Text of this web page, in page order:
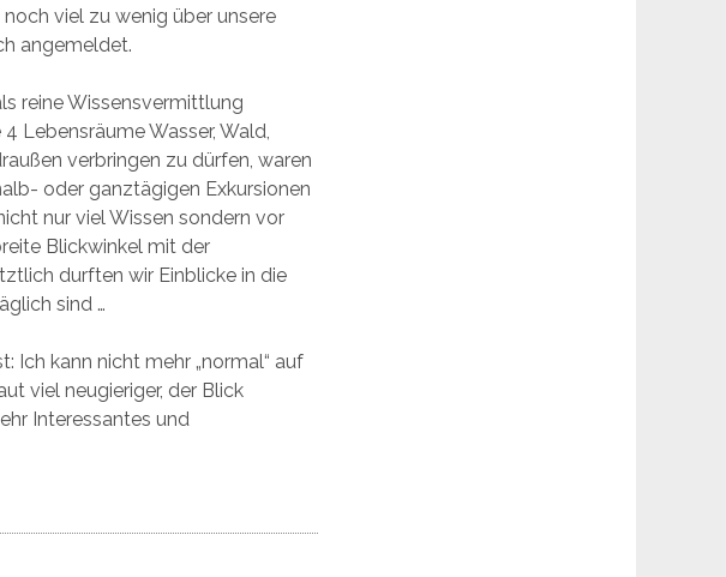
viel zu wenig über unsere
angemeldet.
reine Wissensvermittlung
Lebensräume Wasser, Wald,
verbringen zu dürfen, waren
oder ganztägigen Exkursionen
nur viel Wissen sondern vor
Blickwinkel mit der
durften wir Einblicke in die
sind …
Ich kann nicht mehr „normal“ auf
viel neugieriger, der Blick
Interessantes und